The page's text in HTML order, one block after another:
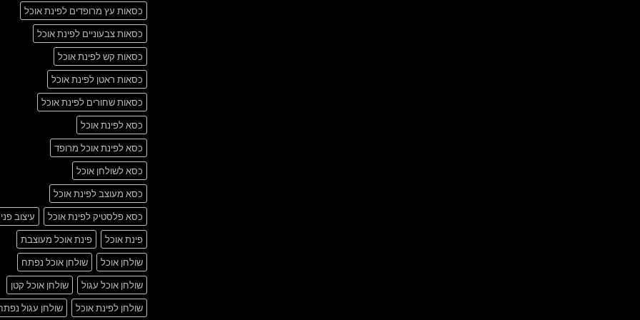
כסאות עץ מרופדים לפינת אוכל
כסאות צבעוניים לפינת אוכל
כסאות קש לפינת אוכל
כסאות ראטן לפינת אוכל
כסאות שחורים לפינת אוכל
כסא לפינת אוכל
כסא לפינת אוכל מרופד
כסא לשולחן אוכל
כסא מעוצב לפינת אוכל
כסא פלסטיק לפינת אוכל
עיצוב
פינת אוכל
פינת אוכל מעוצבת
שולחן אוכל
שולחן אוכל נפתח
שולחן אוכל עגול
שולחן אוכל קטן
שולחן לפינת אוכל
שולחן עגול